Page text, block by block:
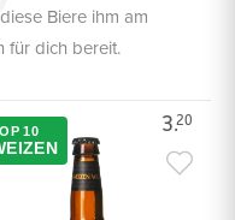
Biere ihm am
für dich bereit.
3.20
10